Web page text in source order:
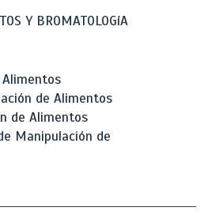
Y BROMATOLOGíA
de Alimentos
de Alimentos
Manipulación de